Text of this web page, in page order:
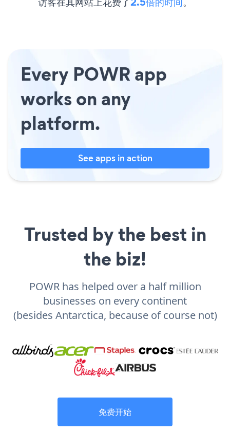
Every POWR app
works on any
platform.
See apps in action
Trusted by the best in
the biz!
POWR has helped over a half million
businesses on every continent
(besides Antarctica, because of course not)
免费开始